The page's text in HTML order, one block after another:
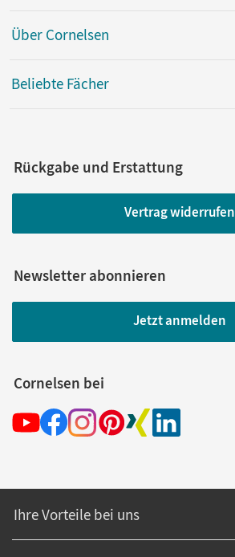
Über Cornelsen
Beliebte Fächer
Rückgabe und Erstattung
Vertrag widerrufen
Newsletter abonnieren
Jetzt anmelden
Cornelsen bei
Ihre Vorteile bei uns